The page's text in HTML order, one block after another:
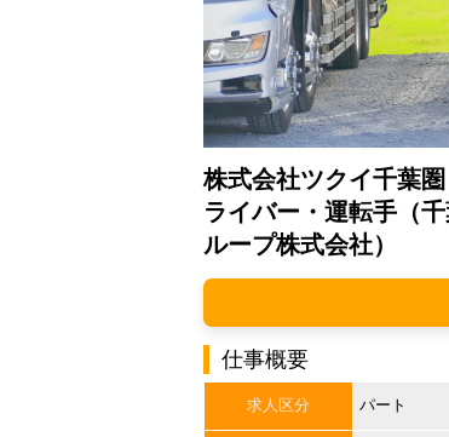
株式会社ツクイ千葉
ライバー・運転手（
ループ株式会社）
仕事概要
求人区分 パート